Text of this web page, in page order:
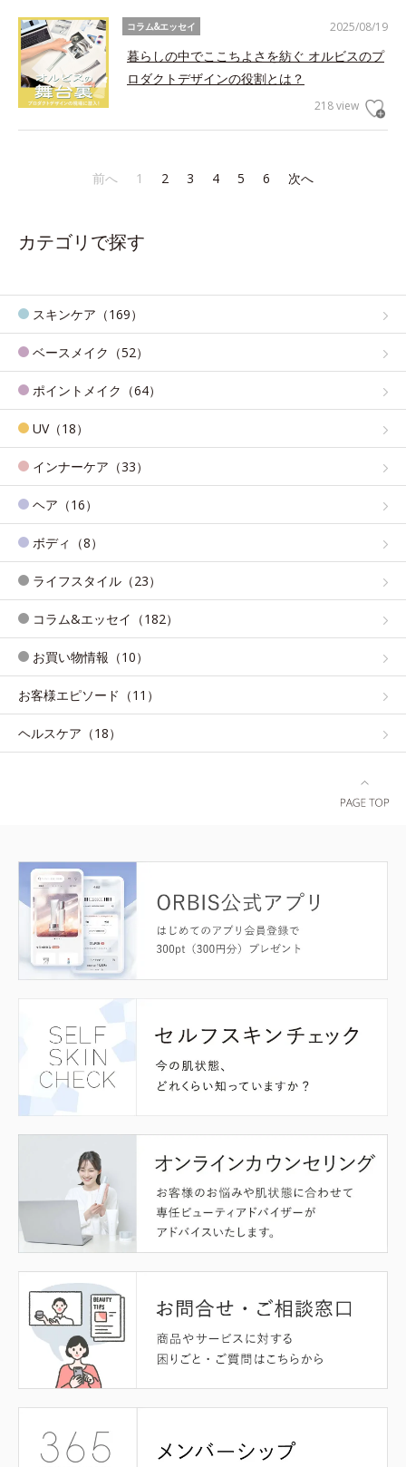
2025/08/19
コラム&エッセイ
暮らしの中でここちよさを紡ぐ オルビスのプ
ロダクトデザインの役割とは？
218 view
前へ 1 2 3 4 5 6 次へ
カテゴリで探す
スキンケア（169）
ベースメイク（52）
ポイントメイク（64）
UV（18）
インナーケア（33）
ヘア（16）
ボディ（8）
ライフスタイル（23）
コラム&エッセイ（182）
お買い物情報（10）
お客様エピソード（11）
ヘルスケア（18）